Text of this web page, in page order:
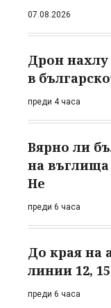
07.08.2026
Дрон нахлу
в
преди 4 часа
Вярно ли
на
Не
преди 6 часа
До края на
линии 12,
преди 6 часа